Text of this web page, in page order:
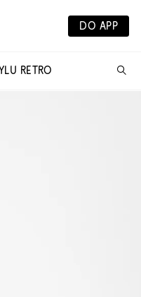
DO APP
RETRO